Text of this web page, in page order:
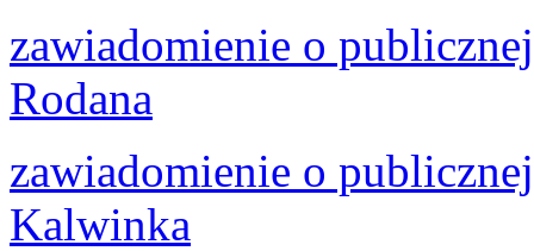
zawiadomienie o
Rodana
zawiadomienie o
Kalwinka